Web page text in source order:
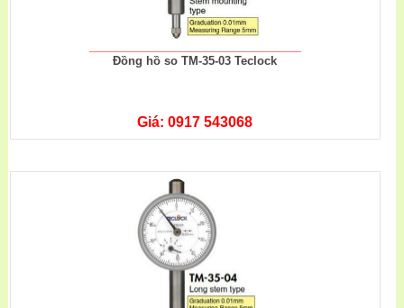
Đồng hồ so TM-35-03 Teclock
Giá: 0917 543068